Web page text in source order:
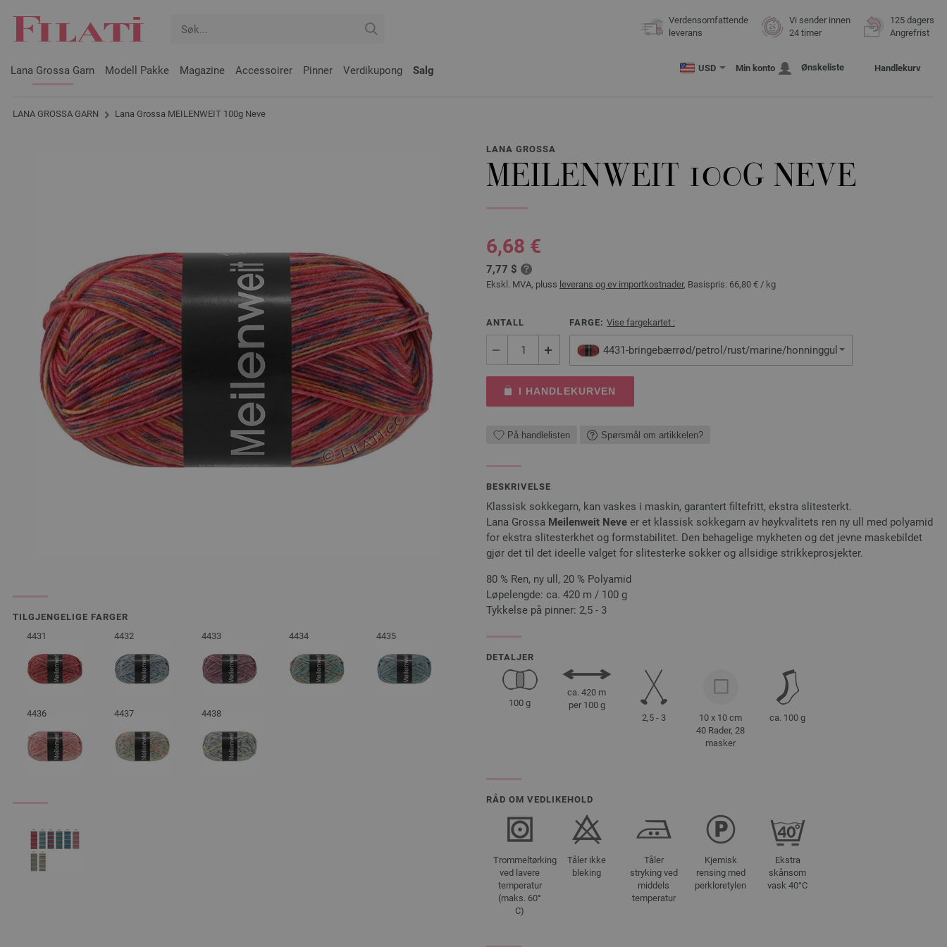
Verdensomfattende
leverans
Vi sender innen
24 timer
125 dagers
Angrefrist
Lana Grossa Garn Modell Pakke Magazine Accessoirer Pinner Verdikupong Salg USD Min konto Ønskeliste Handlekurv
LANA GROSSA GARN Lana Grossa MEILENWEIT 100g Neve
TILGJENGELIGE FARGER
4431
4432 4433 4434 4435
4436 4437 4438
LANA GROSSA
MEILENWEIT 100G NEVE
6,68 €
7,77 $
Ekskl. MVA, pluss leverans og ev importkostnader, Basispris: 66,80 € / kg
ANTALL FARGE: Vise fargekartet :
4431-bringebærrød/petrol/rust/marine/honninggul
I HANDLEKURVEN
På handlelisten Spørsmål om artikkelen?
BESKRIVELSE
Klassisk sokkegarn, kan vaskes i maskin, garantert filtefritt, ekstra slitesterkt.
Lana Grossa Meilenweit Neve er et klassisk sokkegarn av høykvalitets ren ny ull med polyamid
for ekstra slitesterkhet og formstabilitet. Den behagelige mykheten og det jevne maskebildet
gjør det til det ideelle valget for slitesterke sokker og allsidige strikkeprosjekter.
80 % Ren, ny ull, 20 % Polyamid
Løpelengde: ca. 420 m / 100 g
Tykkelse på pinner: 2,5 - 3
DETALJER
100 g
ca. 420 m
per 100 g
2,5 - 3
10 x 10 cm
40 Rader, 28
masker
ca. 100 g
RÅD OM VEDLIKEHOLD
Trommeltørking
ved lavere
temperatur
(maks. 60°
C)
Tåler ikke
bleking
Tåler
stryking ved
middels
temperatur
Kjemisk
rensing med
perkloretylen
Ekstra
skånsom
vask 40°C